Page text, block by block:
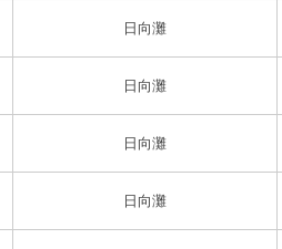
日向灘
日向灘
日向灘
日向灘